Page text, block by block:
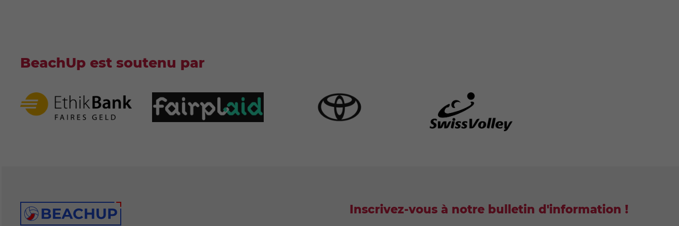
BeachUp est soutenu par
Inscrivez-vous à notre bulletin d'information !